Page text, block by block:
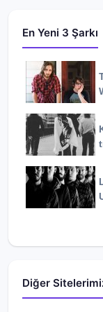
En Yeni 3 Şarkı
Diğer